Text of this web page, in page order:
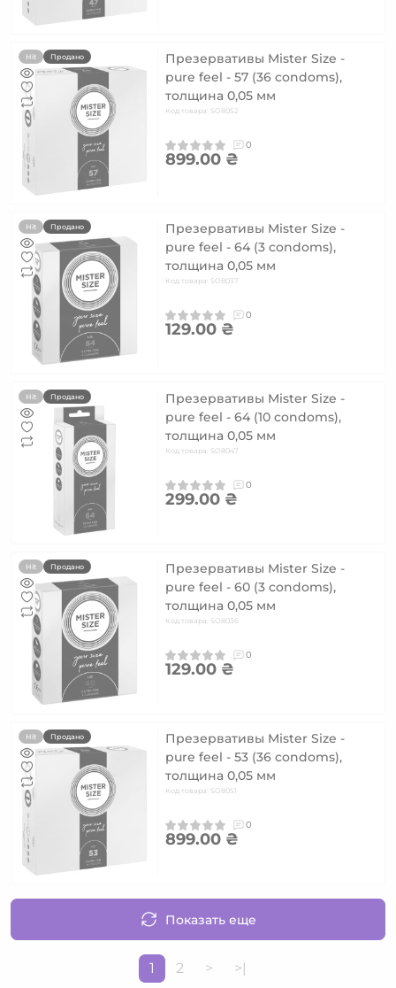
Hit Продано
Презервативы Mister Size -
pure feel - 57 (36 condoms),
толщина 0,05 мм
Код товара: SO8052
0
899.00 ₴
Hit Продано
Презервативы Mister Size -
pure feel - 64 (3 condoms),
толщина 0,05 мм
Код товара: SO8037
0
129.00 ₴
Hit Продано
Презервативы Mister Size -
pure feel - 64 (10 condoms),
толщина 0,05 мм
Код товара: SO8047
0
299.00 ₴
Hit Продано
Презервативы Mister Size -
pure feel - 60 (3 condoms),
толщина 0,05 мм
Код товара: SO8036
0
129.00 ₴
Hit Продано
Презервативы Mister Size -
pure feel - 53 (36 condoms),
толщина 0,05 мм
Код товара: SO8051
0
899.00 ₴
Показать еще
1 2 > >|